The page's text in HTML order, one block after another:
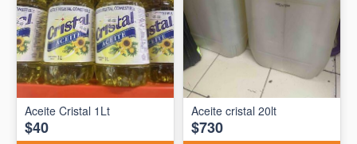
Aceite Cristal 1Lt
$40
Aceite cristal 20lt
$730